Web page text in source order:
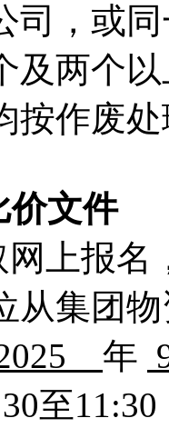
司，或
及两个
按作废
价文件
上报名
从集团
年
30至